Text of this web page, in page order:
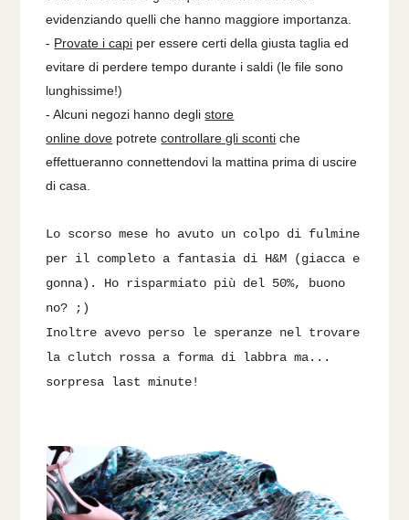
evidenziando quelli che hanno maggiore importanza.
- Provate i capi per essere certi della giusta taglia ed
evitare di perdere tempo durante i saldi (le file sono
lunghissime!)
- Alcuni negozi hanno deglistore
online dove potretecontrollare gli sconti che
effettueranno connettendovi la mattina prima di uscire
di casa.
Lo scorso mese ho avuto un colpo di fulmine
per il completo a fantasia di H&M (giacca e
gonna). Ho risparmiato più del 50%, buono
no? ;)
Inoltre avevo perso le speranze nel trovare
la clutch rossa a forma di labbra ma...
sorpresa last minute!